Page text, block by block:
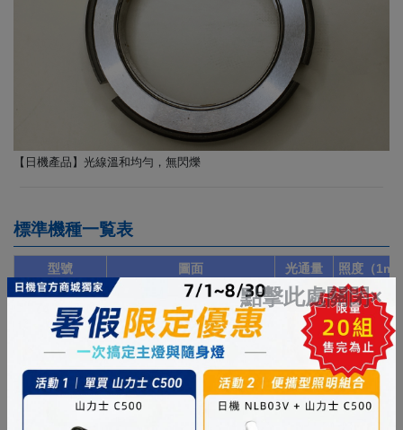
點擊此處關閉×
【日機產品】光線溫和均勻，無閃爍
標準機種一覧表
型號 圖面 光通量
照度（1m
NLT4-10-AC-S
DXF 3D STEP 380 lm
80 lx
NLT4-20-AC-S
PDF DXF 3D STEP 790 lm
170 lx
NLT4-30-AC-S
PDF DXF 3D STEP 1,190 lm
260 lx
NLT4-40-AC-S
PDF DXF 3D STEP 1,620 lm
360 lx
NLT4-50-AC-S
PDF 3D STEP 2,190 lm 480 lx